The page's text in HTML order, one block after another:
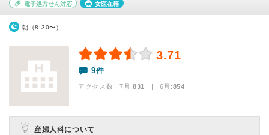
電子処方せん対応 女医在籍
朝（8:30〜）
3.71
9件
アクセス数 7月:831 | 6月:854
産婦人科について